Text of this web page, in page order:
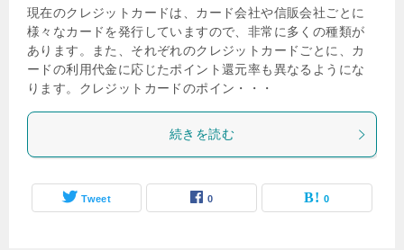
現在のクレジットカードは、カード会社や信販会社ごとに
様々なカードを発行していますので、非常に多くの種類が
あります。また、それぞれのクレジットカードごとに、カ
ードの利用代金に応じたポイント還元率も異なるようにな
ります。クレジットカードのポイン・・・
続きを読む
Tweet 0 0